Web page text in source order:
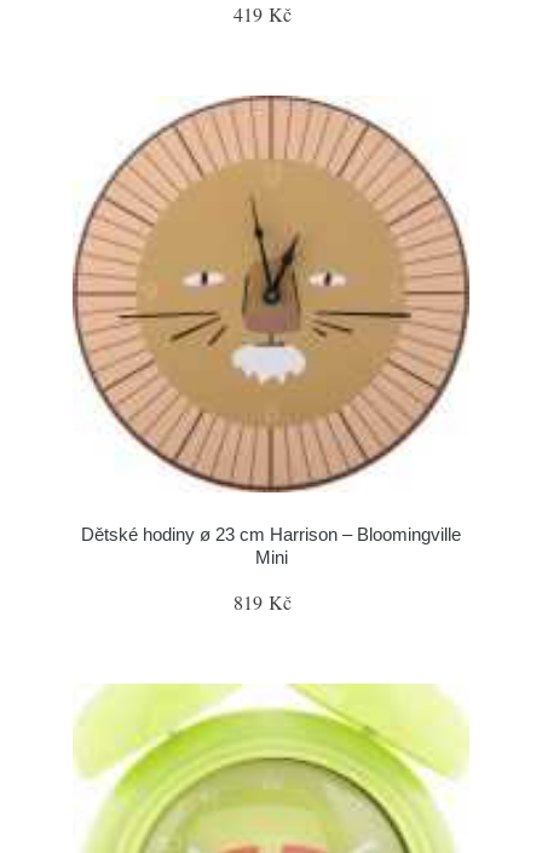
419 Kč
Dětské hodiny ø 23 cm Harrison – Bloomingville
Mini
819 Kč